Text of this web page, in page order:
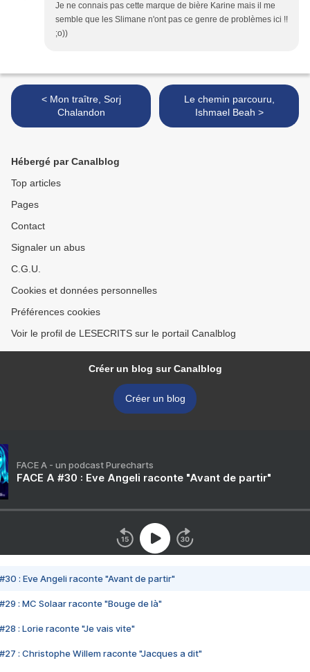
Je ne connais pas cette marque de bière Karine mais il me
semble que les Slimane n'ont pas ce genre de problèmes ici !!
;o))
< Mon traître, Sorj
Chalandon
Le chemin parcouru,
Ishmael Beah >
Hébergé par Canalblog
Top articles
Pages
Contact
Signaler un abus
C.G.U.
Cookies et données personnelles
Préférences cookies
Voir le profil de LESECRITS sur le portail Canalblog
Créer un blog sur Canalblog
Créer un blog
FACE A - un podcast Purecharts
FACE A #30 : Eve Angeli raconte "Avant de partir"
#30 : Eve Angeli raconte "Avant de partir"
#29 : MC Solaar raconte "Bouge de là"
#28 : Lorie raconte "Je vais vite"
#27 : Christophe Willem raconte "Jacques a dit"